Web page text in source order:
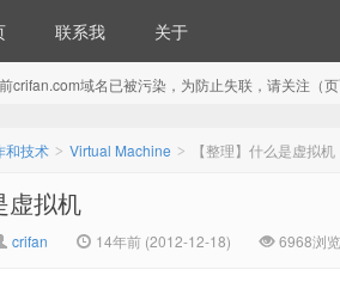
联系我 关于
crifan.com域名已被污染，为防止失联，请关注（
和技术 > Virtual Machine > 【整理】什么是虚拟机
虚拟机
crifan 14年前 (2012-12-18) 6968浏览